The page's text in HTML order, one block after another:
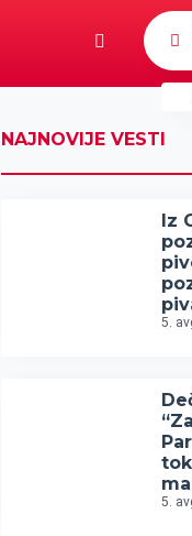
NAJNOVIJE VESTI
Iz
5.
5.